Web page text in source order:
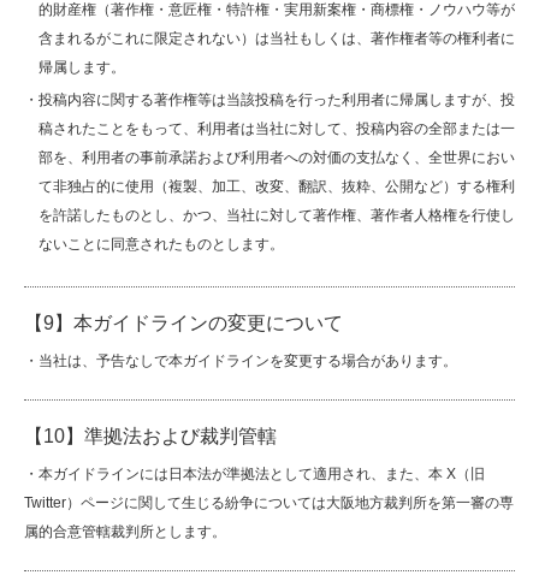
的財産権（著作権・意匠権・特許権・実用新案権・商標権・ノウハウ等が
含まれるがこれに限定されない）は当社もしくは、著作権者等の権利者に
帰属します。
・投稿内容に関する著作権等は当該投稿を行った利用者に帰属しますが、投
稿されたことをもって、利用者は当社に対して、投稿内容の全部または一
部を、利用者の事前承諾および利用者への対価の支払なく、全世界におい
て非独占的に使用（複製、加工、改変、翻訳、抜粋、公開など）する権利
を許諾したものとし、かつ、当社に対して著作権、著作者人格権を行使し
ないことに同意されたものとします。
【9】本ガイドラインの変更について
・当社は、予告なしで本ガイドラインを変更する場合があります。
【10】準拠法および裁判管轄
・本ガイドラインには日本法が準拠法として適用され、また、本 X（旧
Twitter）ページに関して生じる紛争については大阪地方裁判所を第一審の専
属的合意管轄裁判所とします。